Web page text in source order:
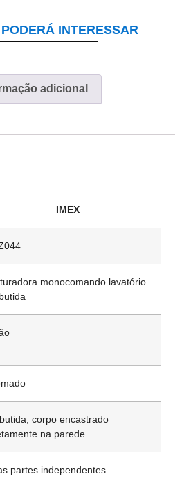
INTERESSAR
adicional
IMEX
monocomando lavatório
corpo encastrado
na parede
partes independentes